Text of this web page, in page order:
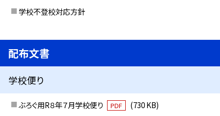
学校不登校対応方針
配布文書
学校便り
ぶろぐ用R８年７月学校便り PDF
(730 KB)